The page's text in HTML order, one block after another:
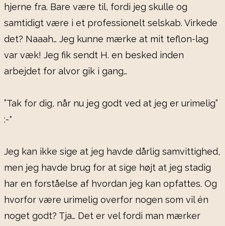
hjerne fra. Bare være til, fordi jeg skulle og
samtidigt være i et professionelt selskab. Virkede
det? Naaah… Jeg kunne mærke at mit teflon-lag
var væk! Jeg fik sendt H. en besked inden
arbejdet for alvor gik i gang…
”Tak for dig, når nu jeg godt ved at jeg er urimelig”
:-*
Jeg kan ikke sige at jeg havde dårlig samvittighed,
men jeg havde brug for at sige højt at jeg stadig
har en forståelse af hvordan jeg kan opfattes. Og
hvorfor være urimelig overfor nogen som vil én
noget godt? Tja… Det er vel fordi man mærker